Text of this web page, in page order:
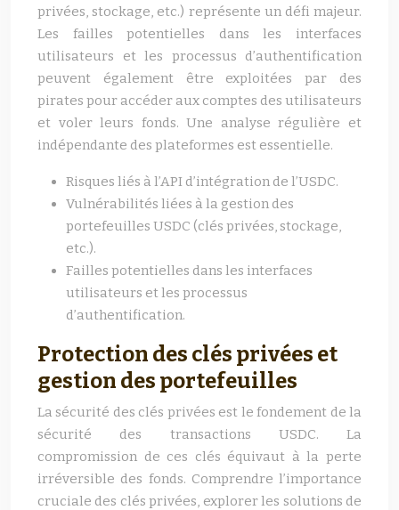
privées, stockage, etc.) représente un défi majeur.
Les failles potentielles dans les interfaces
utilisateurs et les processus d’authentification
peuvent également être exploitées par des
pirates pour accéder aux comptes des utilisateurs
et voler leurs fonds. Une analyse régulière et
indépendante des plateformes est essentielle.
Risques liés à l’API d’intégration de l’USDC.
Vulnérabilités liées à la gestion des
portefeuilles USDC (clés privées, stockage,
etc.).
Failles potentielles dans les interfaces
utilisateurs et les processus
d’authentification.
Protection des clés privées et
gestion des portefeuilles
La sécurité des clés privées est le fondement de la
sécurité des transactions USDC. La
compromission de ces clés équivaut à la perte
irréversible des fonds. Comprendre l’importance
cruciale des clés privées, explorer les solutions de